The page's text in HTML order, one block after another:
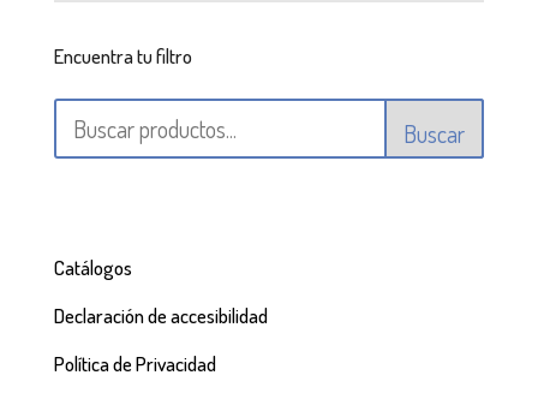
Encuentra tu filtro
Buscar
Catálogos
Declaración de accesibilidad
Política de Privacidad